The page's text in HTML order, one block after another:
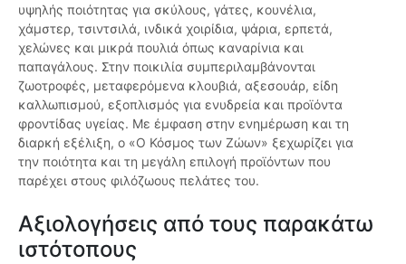
υψηλής ποιότητας για σκύλους, γάτες, κουνέλια,
χάμστερ, τσιντσιλά, ινδικά χοιρίδια, ψάρια, ερπετά,
χελώνες και μικρά πουλιά όπως καναρίνια και
παπαγάλους. Στην ποικιλία συμπεριλαμβάνονται
ζωοτροφές, μεταφερόμενα κλουβιά, αξεσουάρ, είδη
καλλωπισμού, εξοπλισμός για ενυδρεία και προϊόντα
φροντίδας υγείας. Με έμφαση στην ενημέρωση και τη
διαρκή εξέλιξη, ο «Ο Κόσμος των Ζώων» ξεχωρίζει για
την ποιότητα και τη μεγάλη επιλογή προϊόντων που
παρέχει στους φιλόζωους πελάτες του.
Αξιολογήσεις από τους παρακάτω
ιστότοπους